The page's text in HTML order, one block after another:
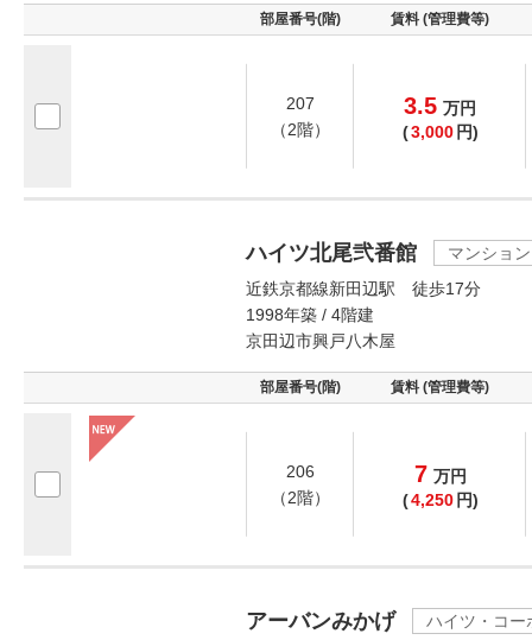
部屋番号(階) 賃料 (管理費等)
207
（2階）
3.5 万円
(3,000 円)
ハイツ北尾弐番館
マンション
近鉄京都線新田辺駅 徒歩17分
1998年築 / 4階建
京田辺市興戸八木屋
部屋番号(階) 賃料 (管理費等)
206
（2階）
7 万円
(4,250 円)
アーバンみかげ
ハイツ・コー